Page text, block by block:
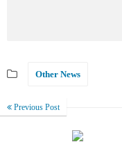
Other News
Previous Post